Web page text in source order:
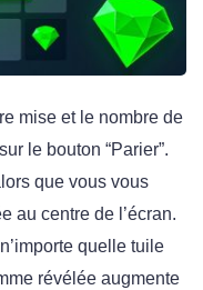
mise et le nombre de
le bouton “Parier”.
que vous vous
au centre de l’écran.
quelle tuile
révélée augmente